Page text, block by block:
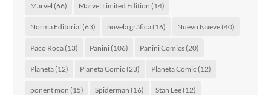
Marvel (66) Marvel Limited Edition (14)
Norma Editorial (63) novela gráfica(16) Nuevo Nueve(40)
Paco Roca(13) Panini(106) Panini Comics(20)
Planeta(12) Planeta Comic (23) Planeta Cómic (12)
ponent mon (15) Spiderman (16) Stan Lee(12)